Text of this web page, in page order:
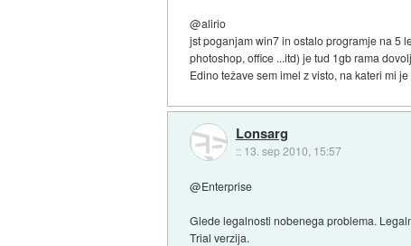
@alirio
jst poganjam win7 in ostalo programje na 5
photoshop, office ...itd) je tud 1gb rama
Edino težave sem imel z visto, na kateri mi
Lonsarg
:: 13. sep 2010, 15:57
@Enterprise
Glede legalnosti nobenega problema.
Trial verzija.